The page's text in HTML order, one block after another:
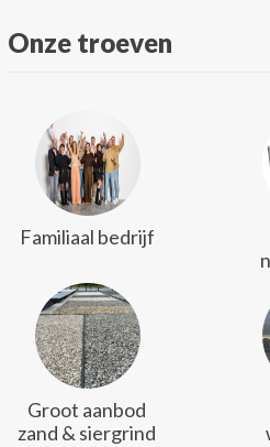
Onze troeven
Familiaal bedrijf
Groot aanbod
zand & siergrind